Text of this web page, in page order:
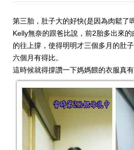
第三胎，肚子大的好快(是因為肉鬆了
Kelly無奈的跟爸比說，前2胎多出來
的往上撐，使得明明才三個多月的肚
六個月有得比。
這時候就得撐讚一下媽媽餵的衣服真有